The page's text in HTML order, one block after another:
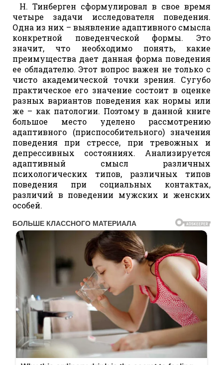
Н. Тинберген сформулировал в свое время
четыре задачи исследователя поведения.
Одна из них – выявление адаптивного смысла
конкретной поведенческой формы. Это
значит, что необходимо понять, какие
преимущества дает данная форма поведения
ее обладателю. Этот вопрос важен не только с
чисто академической точки зрения. Сугубо
практическое его значение состоит в оценке
разных вариантов поведения как нормы или
же – как патологии. Поэтому в данной книге
большое место уделено рассмотрению
адаптивного (приспособительного) значения
поведения при стрессе, при тревожных и
депрессивных состояниях. Анализируется
адаптивный смысл различных
психологических типов, различных типов
поведения при социальных контактах,
различий в поведении мужских и женских
особей.